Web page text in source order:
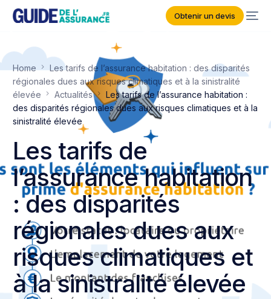
Obtenir un devis
Home
Les tarifs de l’assurance habitation : des disparités
régionales dues aux risques climatiques et à la sinistralité
élevée
Actualités
Les tarifs de l’assurance habitation :
des disparités régionales dues aux risques climatiques et à la
sinistralité élevée
Les tarifs de
l’assurance habitation
: des disparités
régionales dues aux
risques climatiques et
à la sinistralité élevée